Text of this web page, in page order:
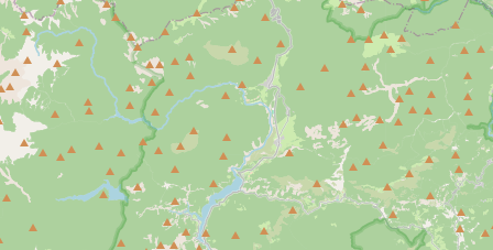
INFORMATIONS